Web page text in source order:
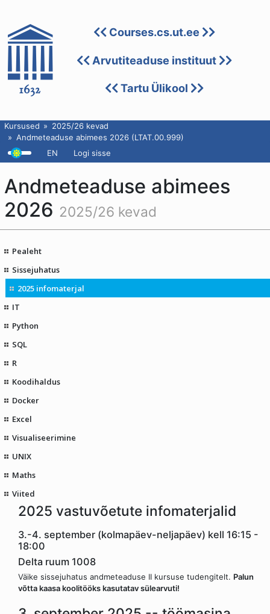
Courses.cs.ut.ee
Arvutiteaduse instituut
Tartu Ülikool
Kursused
2025/26 kevad
Andmeteaduse abimees 2026 (LTAT.00.999)
EN
Logi sisse
Andmeteaduse abimees
2026 2025/26 kevad
Pealeht
Sissejuhatus
2025 infomaterjal
IT
Python
SQL
R
Koodihaldus
Docker
Excel
Visualiseerimine
UNIX
Maths
Viited
2025 vastuvõetute infomaterjalid
3.-4. september (kolmapäev-neljapäev) kell 16:15 -
18:00
Delta ruum 1008
Väike sissejuhatus andmeteaduse II kursuse tudengitelt. Palun
võtta kaasa koolitööks kasutatav sülearvuti!